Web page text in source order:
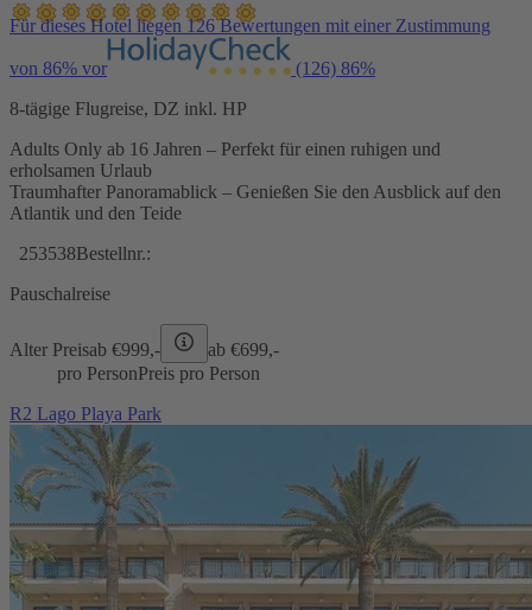
Für dieses Hotel liegen 126 Bewertungen mit einer Zustimmung
von 86% vor (126) 86%
8-tägige Flugreise, DZ inkl. HP
Adults Only ab 16 Jahren – Perfekt für einen ruhigen und
erholsamen Urlaub
Traumhafter Panoramablick – Genießen Sie den Ausblick auf den
Atlantik und den Teide
253538Bestellnr.:
Pauschalreise
Alter Preisab €999,- ab €699,-
pro PersonPreis pro Person
R2 Lago Playa Park